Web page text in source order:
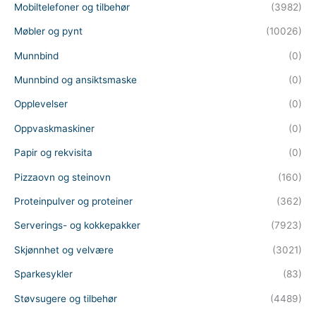
Mobiltelefoner og tilbehør (3982)
Møbler og pynt (10026)
Munnbind (0)
Munnbind og ansiktsmaske (0)
Opplevelser (0)
Oppvaskmaskiner (0)
Papir og rekvisita (0)
Pizzaovn og steinovn (160)
Proteinpulver og proteiner (362)
Serverings- og kokkepakker (7923)
Skjønnhet og velvære (3021)
Sparkesykler (83)
Støvsugere og tilbehør (4489)